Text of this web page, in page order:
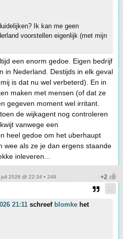
Ik kan me geen
voorstellen eigenlijk (met mijn
een enorm gedoe. Eigen bedrijf
in Nederland. Destijds in elk geval
is dat nu wel verbeterd). En in
maken met mensen (of dat ze
gegeven moment wel irritant.
de wijkagent nog controleren
vanwege een
heel gedoe om het uberhaupt
wee als ze je dan ergens staande
inleveren...
2026 @ 22:34 • 248
21:11 schreef blomke het